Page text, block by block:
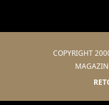
COPYRIGHT